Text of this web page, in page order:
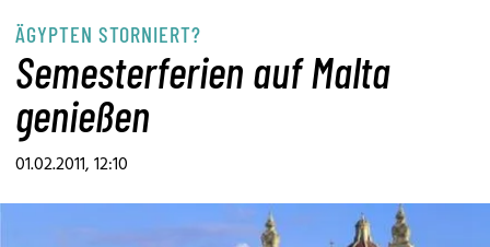
ÄGYPTEN STORNIERT?
Semesterferien auf Malta
genießen
01.02.2011, 12:10